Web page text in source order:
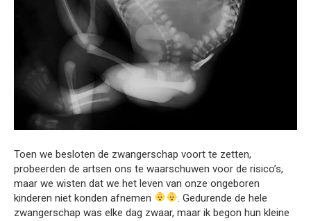
Toen we besloten de zwangerschap voort te zetten,
probeerden de artsen ons te waarschuwen voor de risico’s,
maar we wisten dat we het leven van onze ongeboren
kinderen niet konden afnemen
. Gedurende de hele
zwangerschap was elke dag zwaar, maar ik begon hun kleine